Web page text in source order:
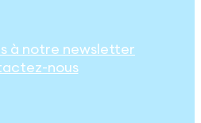
à notre newsletter
nous